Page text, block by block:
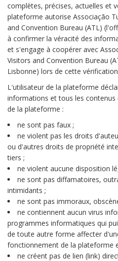
complètes, précises, actuelles et
plateforme autorise Associação
and Convention Bureau (ATL)
à confirmer la véracité des
et s'engage à coopérer avec
Visitors and Convention Bureau
Lisbonne) lors de cette
L'utilisateur de la plateforme
informations et tous les
de la plateforme :
ne sont pas faux ;
ne violent pas les droits
ou d'autres droits de propriété
tiers ;
ne violent aucune disposition
ne sont pas diffamatoires,
intimidants ;
ne sont pas immoraux,
ne contiennent aucun virus
programmes informatiques qui
de toute autre forme affecter
fonctionnement de la plateforme
ne créent pas de lien (link)